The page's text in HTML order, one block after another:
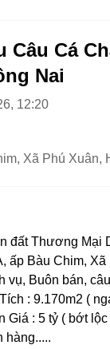
Câu Cá
Nai
12:20
Xã Phú Xuân,
đất Thương Mại
ấp Bàu Chim,
vụ, Buôn bán,
: 9.170m2 (
Giá : 5 tỷ ( bớt lộc
hàng.....